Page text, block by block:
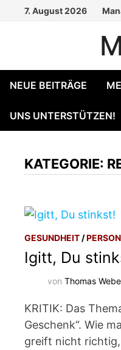
7. August 2026
NEUE BEITRÄGE
UNS UNTERSTÜTZEN!
KATEGORIE:
GESUNDHEIT /
Igitt, Du
vonThomas
KRITIK: Das
Geschenk“. Wie
greift nicht